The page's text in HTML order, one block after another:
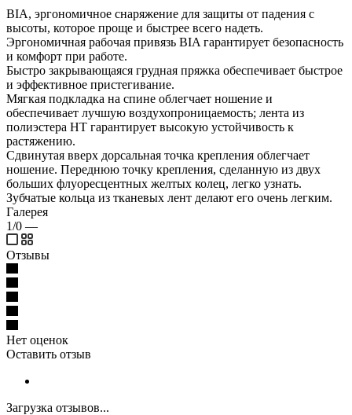
BIA, эргономичное снаряжение для защиты от падения с
высоты, которое проще и быстрее всего надеть.
Эргономичная рабочая привязь BIA гарантирует безопасность
и комфорт при работе.
Быстро закрывающаяся грудная пряжка обеспечивает быстрое
и эффективное пристегивание.
Мягкая подкладка на спине облегчает ношение и
обеспечивает лучшую воздухопроницаемость; лента из
полиэстера HT гарантирует высокую устойчивость к
растяжению.
Сдвинутая вверх дорсальная точка крепления облегчает
ношение. Переднюю точку крепления, сделанную из двух
больших флуоресцентных желтых колец, легко узнать.
Зубчатые кольца из тканевых лент делают его очень легким.
Галерея
1/0 —
Отзывы
Нет оценок
Оставить отзыв
Загрузка отзывов...